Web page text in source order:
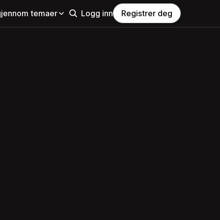
temaer Logg inn Registrer deg